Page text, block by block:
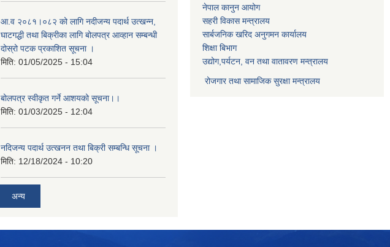
आ.व २०८१।०८२ को लागि नदीजन्य पदार्थ उत्खन्न,
घाटगद्धी तथा बिक्रीका लागि बोलपत्र आव्हान सम्बन्धी
दोस्रो पटक प्रकाशित सूचना ।
मिति: 01/05/2025 - 15:04
बोलपत्र स्वीकृत गर्ने आशयको सूचना।।
मिति: 01/03/2025 - 12:04
नदिजन्य पदार्थ उत्खनन तथा बिक्री सम्बन्धि सूचना ।
मिति: 12/18/2024 - 10:20
अन्य
नेपाल कानुन आयोग
सहरी विकास मन्त्रालय
सार्बजनिक खरिद अनुगमन कार्यालय
शिक्षा बिभाग
उद्योग,पर्यटन, वन तथा वातावरण मन्त्रालय
रोजगार तथा सामाजिक सुरक्षा मन्त्रालय